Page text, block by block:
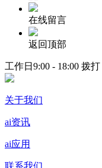
在线留言
返回顶部
工作日9:00 - 18:00 拨打
关于我们
ai资讯
ai应用
联系我们